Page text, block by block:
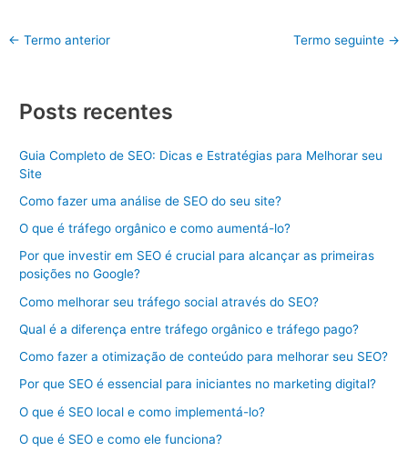
← Termo anterior Termo seguinte →
Posts recentes
Guia Completo de SEO: Dicas e Estratégias para Melhorar seu
Site
Como fazer uma análise de SEO do seu site?
O que é tráfego orgânico e como aumentá-lo?
Por que investir em SEO é crucial para alcançar as primeiras
posições no Google?
Como melhorar seu tráfego social através do SEO?
Qual é a diferença entre tráfego orgânico e tráfego pago?
Como fazer a otimização de conteúdo para melhorar seu SEO?
Por que SEO é essencial para iniciantes no marketing digital?
O que é SEO local e como implementá-lo?
O que é SEO e como ele funciona?